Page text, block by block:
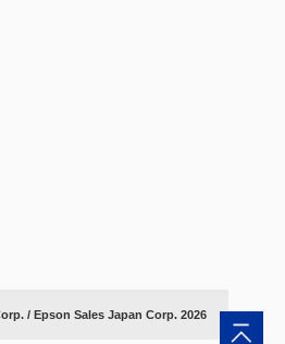
/ Epson Sales Japan Corp. 2026